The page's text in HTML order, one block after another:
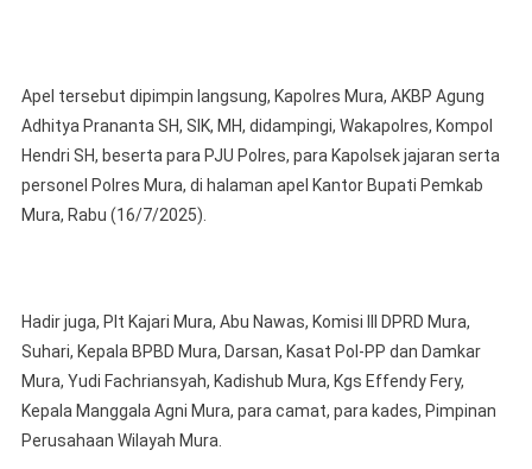
Kesiapsiagaan
Bencana
Asap
Akibat
Apel tersebut dipimpin langsung, Kapolres Mura, AKBP Agung
Adhitya Prananta SH, SIK, MH, didampingi, Wakapolres, Kompol
Hendri SH, beserta para PJU Polres, para Kapolsek jajaran serta
personel Polres Mura, di halaman apel Kantor Bupati Pemkab
Mura, Rabu (16/7/2025).
Hadir juga, Plt Kajari Mura, Abu Nawas, Komisi III DPRD Mura,
Suhari, Kepala BPBD Mura, Darsan, Kasat Pol-PP dan Damkar
Mura, Yudi Fachriansyah, Kadishub Mura, Kgs Effendy Fery,
Kepala Manggala Agni Mura, para camat, para kades, Pimpinan
Perusahaan Wilayah Mura.